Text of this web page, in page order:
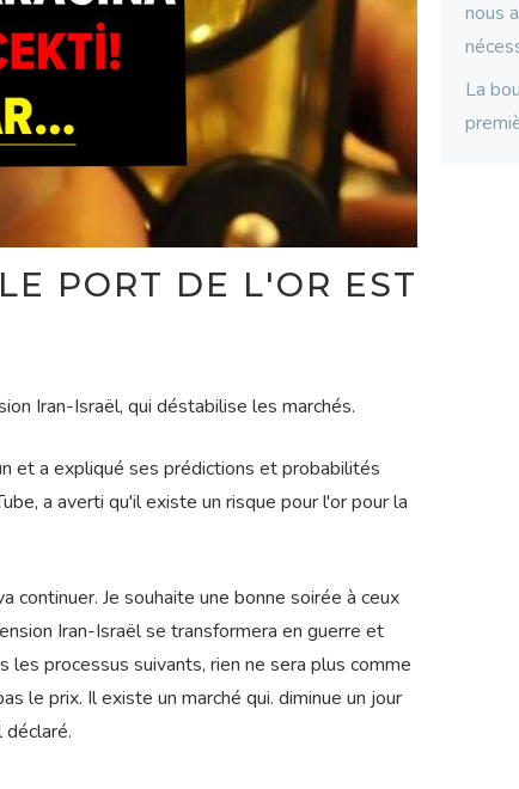
PORT DE L'OR EST
Iran-Israël, qui déstabilise les marchés.
et a expliqué ses prédictions et probabilités
a averti qu'il existe un risque pour l'or pour la
continuer. Je souhaite une bonne soirée à ceux
Iran-Israël se transformera en guerre et
processus suivants, rien ne sera plus comme
le prix. Il existe un marché qui. diminue un jour
nous
La